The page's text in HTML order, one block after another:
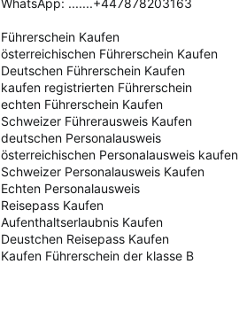
Führerschein Kaufen
österreichischen Führerschein Kaufen
Deutschen Führerschein Kaufen
kaufen registrierten Führerschein
echten Führerschein Kaufen
Schweizer Führerausweis Kaufen
deutschen Personalausweis
österreichischen Personalausweis kaufen
Schweizer Personalausweis Kaufen
Echten Personalausweis
Reisepass Kaufen
Aufenthaltserlaubnis Kaufen
Deustchen Reisepass Kaufen
Kaufen Führerschein der klasse B